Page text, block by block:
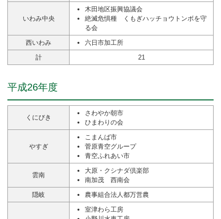
いわみ中央
木田地区振興協議会
絶滅危惧種 くもぎハッチョウトンボを守
る会
西いわみ
六日市加工所
計
21
平成26年度
くにびき
さわやか朝市
ひまわりの会
やすぎ
こまんば市
菅原青空グループ
青空ふれあい市
雲南
大原・クシナダ倶楽部
南加茂 西南会
隠岐
農事組合法人都万営農
室津わら工房